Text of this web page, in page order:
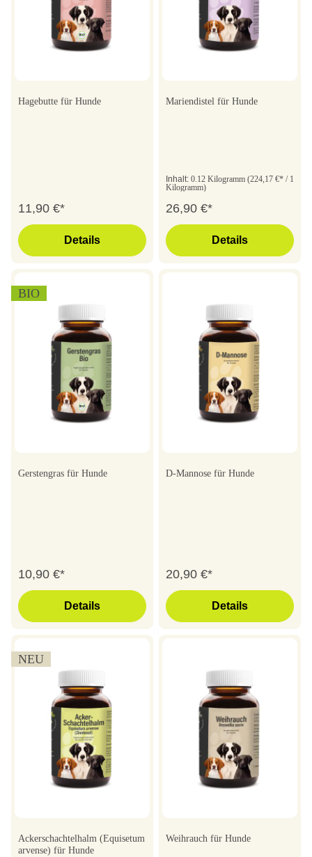
Hagebutte für Hunde
11,90 €*
Details
Mariendistel für Hunde
Inhalt: 0.12 Kilogramm (224,17 €* / 1
Kilogramm)
26,90 €*
Details
BIO
Gerstengras für Hunde
10,90 €*
Details
D-Mannose für Hunde
20,90 €*
Details
NEU
Ackerschachtelhalm (Equisetum
arvense) für Hunde
Weihrauch für Hunde